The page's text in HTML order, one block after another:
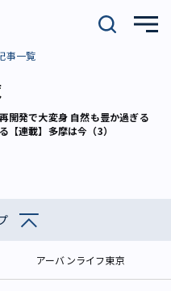
事一覧
開発で大変身 自然も豊か過ぎる
【連載】多摩は今（3）
アーバンライフ東京